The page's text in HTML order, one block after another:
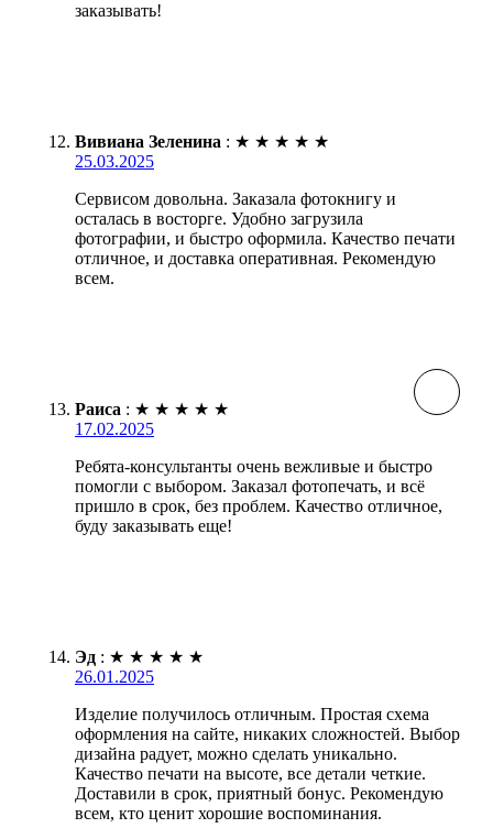
заказывать!
Вивиана Зеленина : ★ ★ ★ ★ ★
25.03.2025
Сервисом довольна. Заказала фотокнигу и
осталась в восторге. Удобно загрузила
фотографии, и быстро оформила. Качество печати
отличное, и доставка оперативная. Рекомендую
всем.
Раиса : ★ ★ ★ ★ ★
17.02.2025
Ребята-консультанты очень вежливые и быстро
помогли с выбором. Заказал фотопечать, и всё
пришло в срок, без проблем. Качество отличное,
буду заказывать еще!
Эд : ★ ★ ★ ★ ★
26.01.2025
Изделие получилось отличным. Простая схема
оформления на сайте, никаких сложностей. Выбор
дизайна радует, можно сделать уникально.
Качество печати на высоте, все детали четкие.
Доставили в срок, приятный бонус. Рекомендую
всем, кто ценит хорошие воспоминания.